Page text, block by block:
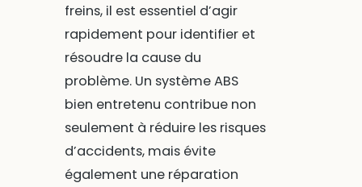
freins, il est essentiel d’agir
rapidement pour identifier et
résoudre la cause du
problème. Un système ABS
bien entretenu contribue non
seulement à réduire les risques
d’accidents, mais évite
également une réparation